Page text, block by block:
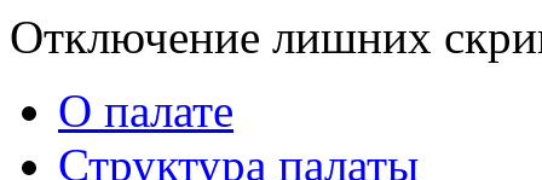
Отключение лишних
О палате
Структура палаты